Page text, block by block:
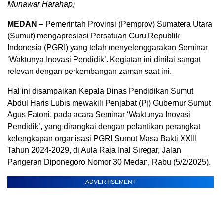
Munawar Harahap)
MEDAN – Pemerintah Provinsi (Pemprov) Sumatera Utara
(Sumut) mengapresiasi Persatuan Guru Republik
Indonesia (PGRI) yang telah menyelenggarakan Seminar
‘Waktunya Inovasi Pendidik’. Kegiatan ini dinilai sangat
relevan dengan perkembangan zaman saat ini.
Hal ini disampaikan Kepala Dinas Pendidikan Sumut
Abdul Haris Lubis mewakili Penjabat (Pj) Gubernur Sumut
Agus Fatoni, pada acara Seminar ‘Waktunya Inovasi
Pendidik’, yang dirangkai dengan pelantikan perangkat
kelengkapan organisasi PGRI Sumut Masa Bakti XXIII
Tahun 2024-2029, di Aula Raja Inal Siregar, Jalan
Pangeran Diponegoro Nomor 30 Medan, Rabu (5/2/2025).
ADVERTISEMENT